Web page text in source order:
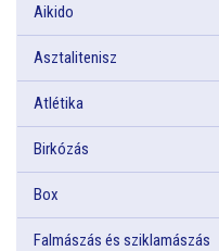
Aikido
Asztalitenisz
Atlétika
Birkózás
Box
Falmászás és sziklamászás